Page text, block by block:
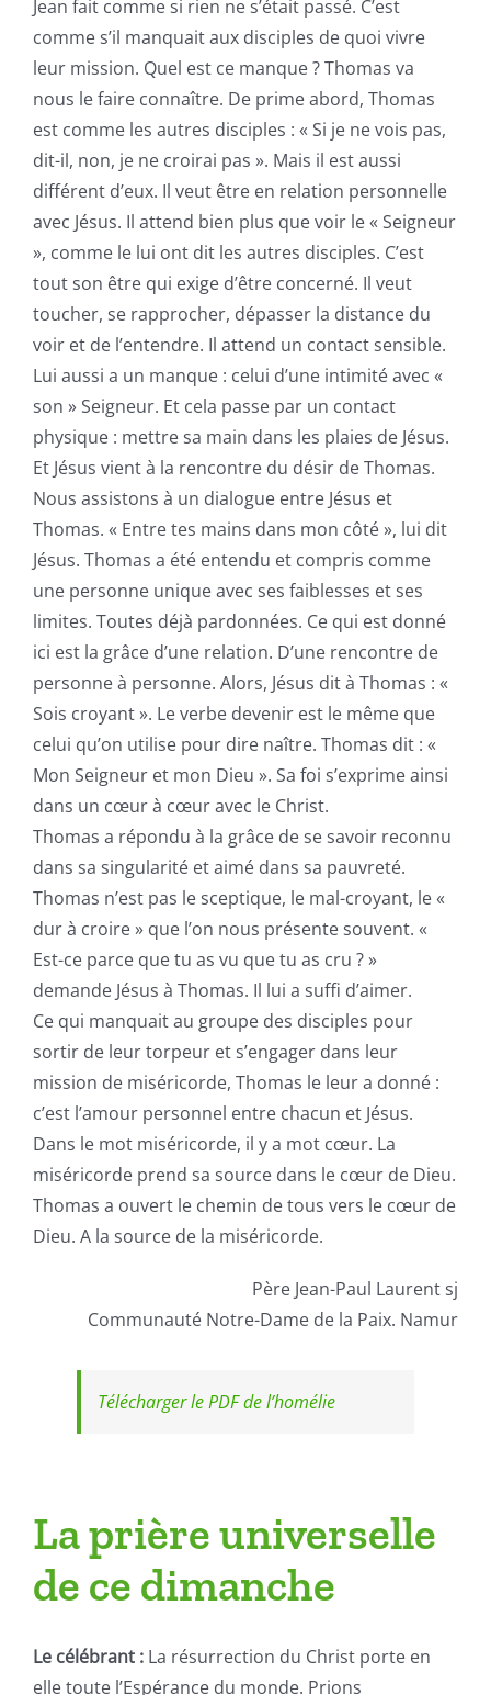
Jean fait comme si rien ne s’était passé. C’est
comme s’il manquait aux disciples de quoi vivre
leur mission. Quel est ce manque ? Thomas va
nous le faire connaître. De prime abord, Thomas
est comme les autres disciples : « Si je ne vois pas,
dit-il, non, je ne croirai pas ». Mais il est aussi
différent d’eux. Il veut être en relation personnelle
avec Jésus. Il attend bien plus que voir le « Seigneur
», comme le lui ont dit les autres disciples. C’est
tout son être qui exige d’être concerné. Il veut
toucher, se rapprocher, dépasser la distance du
voir et de l’entendre. Il attend un contact sensible.
Lui aussi a un manque : celui d’une intimité avec «
son » Seigneur. Et cela passe par un contact
physique : mettre sa main dans les plaies de Jésus.
Et Jésus vient à la rencontre du désir de Thomas.
Nous assistons à un dialogue entre Jésus et
Thomas. « Entre tes mains dans mon côté », lui dit
Jésus. Thomas a été entendu et compris comme
une personne unique avec ses faiblesses et ses
limites. Toutes déjà pardonnées. Ce qui est donné
ici est la grâce d’une relation. D’une rencontre de
personne à personne. Alors, Jésus dit à Thomas : «
Sois croyant ». Le verbe devenir est le même que
celui qu’on utilise pour dire naître. Thomas dit : «
Mon Seigneur et mon Dieu ». Sa foi s’exprime ainsi
dans un cœur à cœur avec le Christ.
Thomas a répondu à la grâce de se savoir reconnu
dans sa singularité et aimé dans sa pauvreté.
Thomas n’est pas le sceptique, le mal-croyant, le «
dur à croire » que l’on nous présente souvent. «
Est-ce parce que tu as vu que tu as cru ? »
demande Jésus à Thomas. Il lui a suffi d’aimer.
Ce qui manquait au groupe des disciples pour
sortir de leur torpeur et s’engager dans leur
mission de miséricorde, Thomas le leur a donné :
c’est l’amour personnel entre chacun et Jésus.
Dans le mot miséricorde, il y a mot cœur. La
miséricorde prend sa source dans le cœur de Dieu.
Thomas a ouvert le chemin de tous vers le cœur de
Dieu. A la source de la miséricorde.
Père Jean-Paul Laurent sj
Communauté Notre-Dame de la Paix. Namur
Télécharger le PDF de l’homélie
La prière universelle
de ce dimanche
Le célébrant :La résurrection du Christ porte en
elle toute l’Espérance du monde. Prions